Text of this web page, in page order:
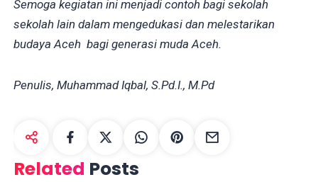
Semoga kegiatan ini menjadi contoh bagi sekolah
sekolah lain dalam mengedukasi dan melestarikan
budaya Aceh bagi generasi muda Aceh.
Penulis, Muhammad Iqbal, S.Pd.I., M.Pd
Related Posts